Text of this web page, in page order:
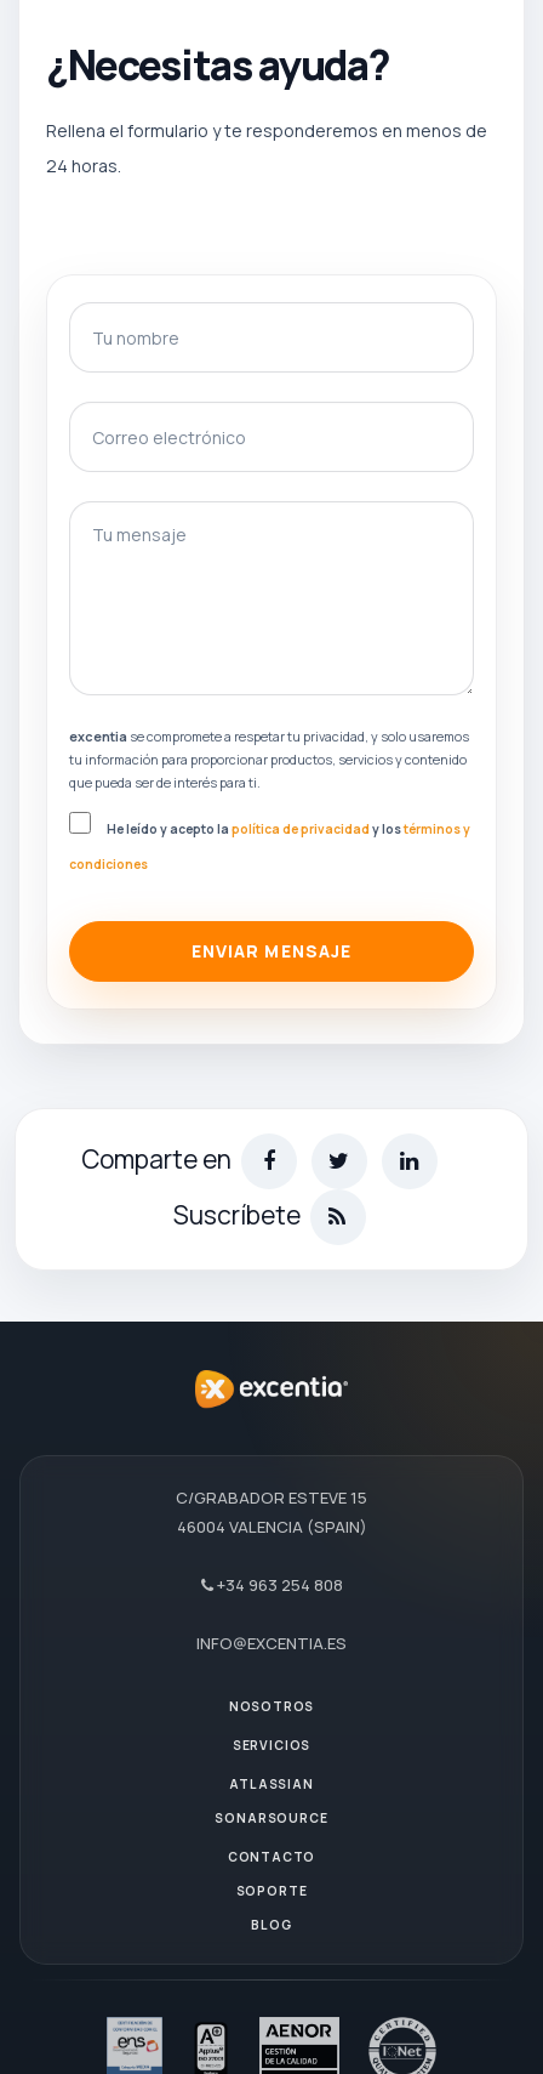
¿Necesitas ayuda?
Rellena el formulario y te responderemos en menos de
24 horas.
Tu nombre
Correo electrónico
gotcha
Tu mensaje
excentia se compromete a respetar tu privacidad, y solo usaremos
tu información para proporcionar productos, servicios y contenido
que pueda ser de interés para ti.
He leído y acepto la política de privacidad y lostérminos y
condiciones
ENVIAR MENSAJE
Comparte en
Suscríbete
C/GRABADOR ESTEVE 15
46004 VALENCIA (SPAIN)
+34 963 254 808
INFO@EXCENTIA.ES
NOSOTROS
SERVICIOS
ATLASSIAN
SONARSOURCE
CONTACTO
SOPORTE
BLOG